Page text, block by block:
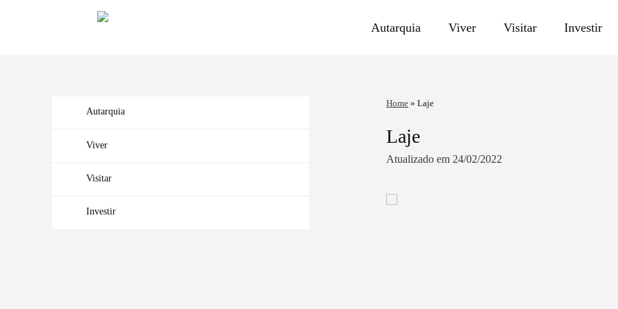
Autarquia Viver Visitar Investir
Autarquia
Viver
Visitar
Investir
Home» Laje
Laje
Atualizado em 24/02/2022